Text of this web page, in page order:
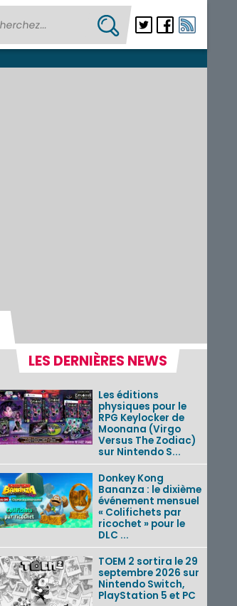
LES DERNIÈRES NEWS
Les éditions
physiques pour le
RPG Keylocker de
Moonana (Virgo
Versus The Zodiac)
sur Nintendo S...
Donkey Kong
Bananza : le dixième
événement mensuel
« Colifichets par
ricochet » pour le
DLC ...
TOEM 2 sortira le 29
septembre 2026 sur
Nintendo Switch,
PlayStation 5 et PC